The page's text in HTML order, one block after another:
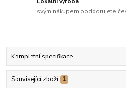
svým nákupem podporujete
Kompletní specifikace
Související zboží 1